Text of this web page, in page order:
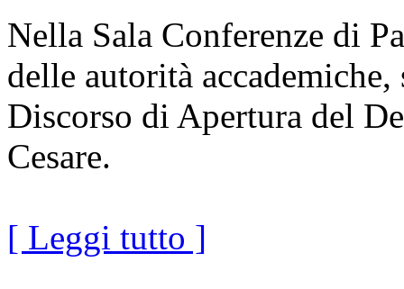
Nella Sala Conferenze di
delle autorità
Discorso di Apertura del
Cesare.
[ Leggi tutto ]